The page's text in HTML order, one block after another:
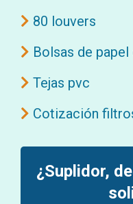
80 louvers
Bolsas de
Tejas pvc
Cotización
¿Suplidor,